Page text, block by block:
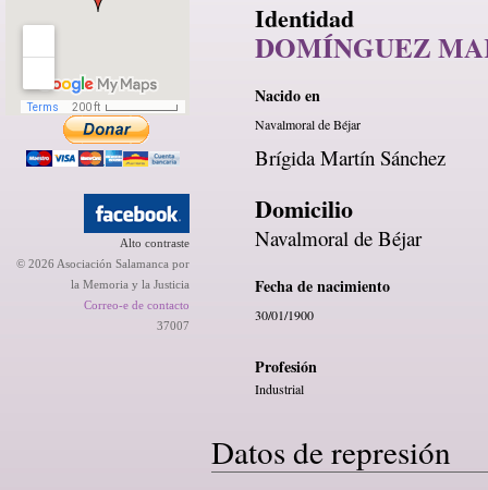
Alto contraste
© 2026 Asociación Salamanca por
la Memoria y la Justicia
Correo-e de contacto
37007
Identidad
DOMÍNGUEZ
Nacido en
Navalmoral de Béjar
Brígida Martín Sánchez
Domicilio
Navalmoral de Béjar
Fecha de nacimiento
30/01/1900
Profesión
Industrial
Datos de represión